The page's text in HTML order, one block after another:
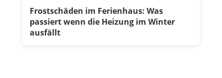
Frostschäden im Ferienhaus: Was
passiert wenn die Heizung im Winter
ausfällt